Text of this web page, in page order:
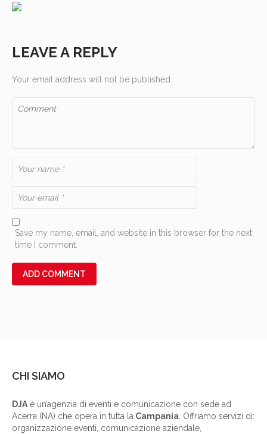
LEAVE A REPLY
Your email address will not be published.
Save my name, email, and website in this browser for the next
time I comment.
CHI SIAMO
DJAè un’agenzia di eventi e comunicazione con sede ad
Acerra (NA) che opera in tutta la Campania. Offriamo servizi di:
organizzazione eventi, comunicazione aziendale,